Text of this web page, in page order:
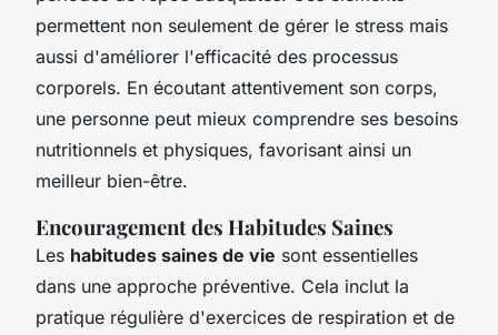
permettent non seulement de gérer le stress mais
aussi d'améliorer l'efficacité des processus
corporels. En écoutant attentivement son corps,
une personne peut mieux comprendre ses besoins
nutritionnels et physiques, favorisant ainsi un
meilleur bien-être.
Encouragement des Habitudes Saines
Les habitudes saines de vie sont essentielles
dans une approche préventive. Cela inclut la
pratique régulière d'exercices de respiration et de